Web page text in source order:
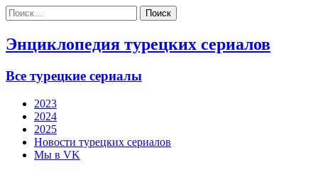
Найти:
Энциклопедия турецких сериалов
Все турецкие сериалы
2023
2024
2025
Новости турецких сериалов
Мы в VK